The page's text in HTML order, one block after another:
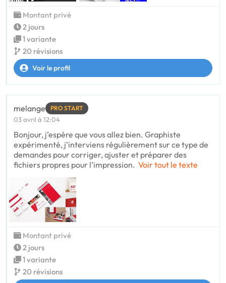
Montant privé
2 jours
1 variante
20 révisions
Voir le profil
melange PRO START
03 avril à 12:04
Bonjour, j’espère que vous allez bien. Graphiste
expérimenté, j’interviens régulièrement sur ce type de
demandes pour corriger, ajuster et préparer des
fichiers propres pour l’impression. Voir tout le texte
Montant privé
2 jours
1 variante
20 révisions